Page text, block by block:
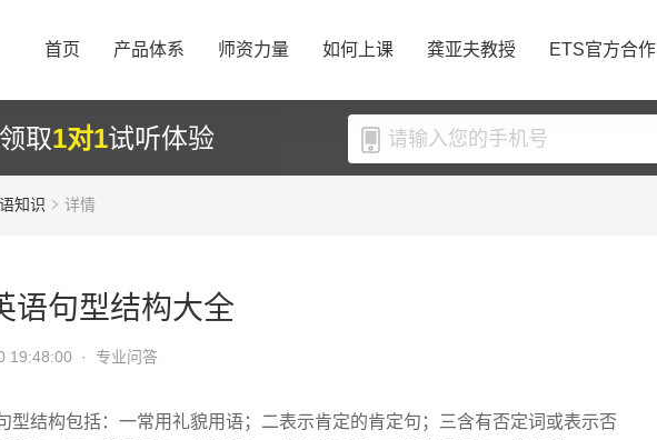
首页 产品体系 师资力量 如何上课 龚亚夫教授 ETS官方合作
取1对1试听体验
知识 详情
语句型结构大全
19:48:00 · 专业问答
型结构包括：一常用礼貌用语；二表示肯定的肯定句；三含有否定词或表示否